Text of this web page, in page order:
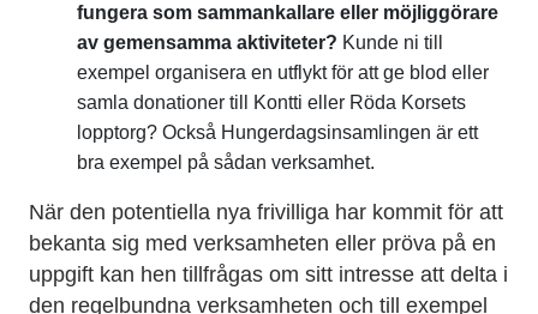
fungera som sammankallare eller möjliggörare
av gemensamma aktiviteter? Kunde ni till
exempel organisera en utflykt för att ge blod eller
samla donationer till Kontti eller Röda Korsets
lopptorg? Också Hungerdagsinsamlingen är ett
bra exempel på sådan verksamhet.
När den potentiella nya frivilliga har kommit för att
bekanta sig med verksamheten eller pröva på en
uppgift kan hen tillfrågas om sitt intresse att delta i
den regelbundna verksamheten och till exempel